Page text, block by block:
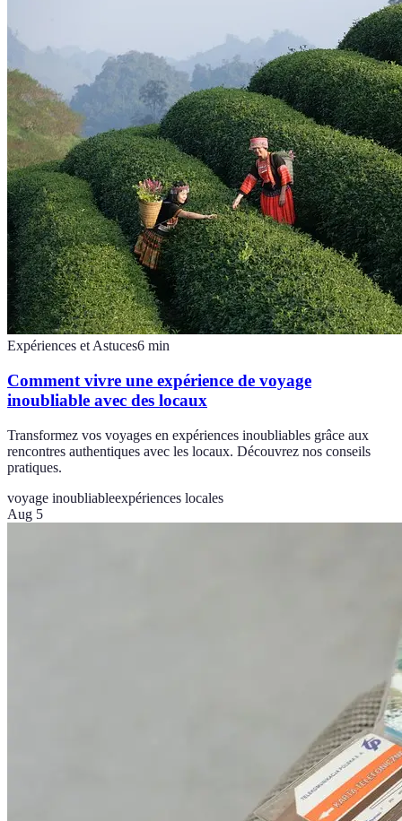
Expériences et Astuces6 min
Comment vivre une expérience de voyage
inoubliable avec des locaux
Transformez vos voyages en expériences inoubliables grâce aux
rencontres authentiques avec les locaux. Découvrez nos conseils
pratiques.
voyage inoubliableexpériences locales
Aug 5